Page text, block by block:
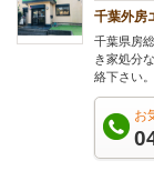
千葉外房
千葉県房
き家処分
絡下さい。
お